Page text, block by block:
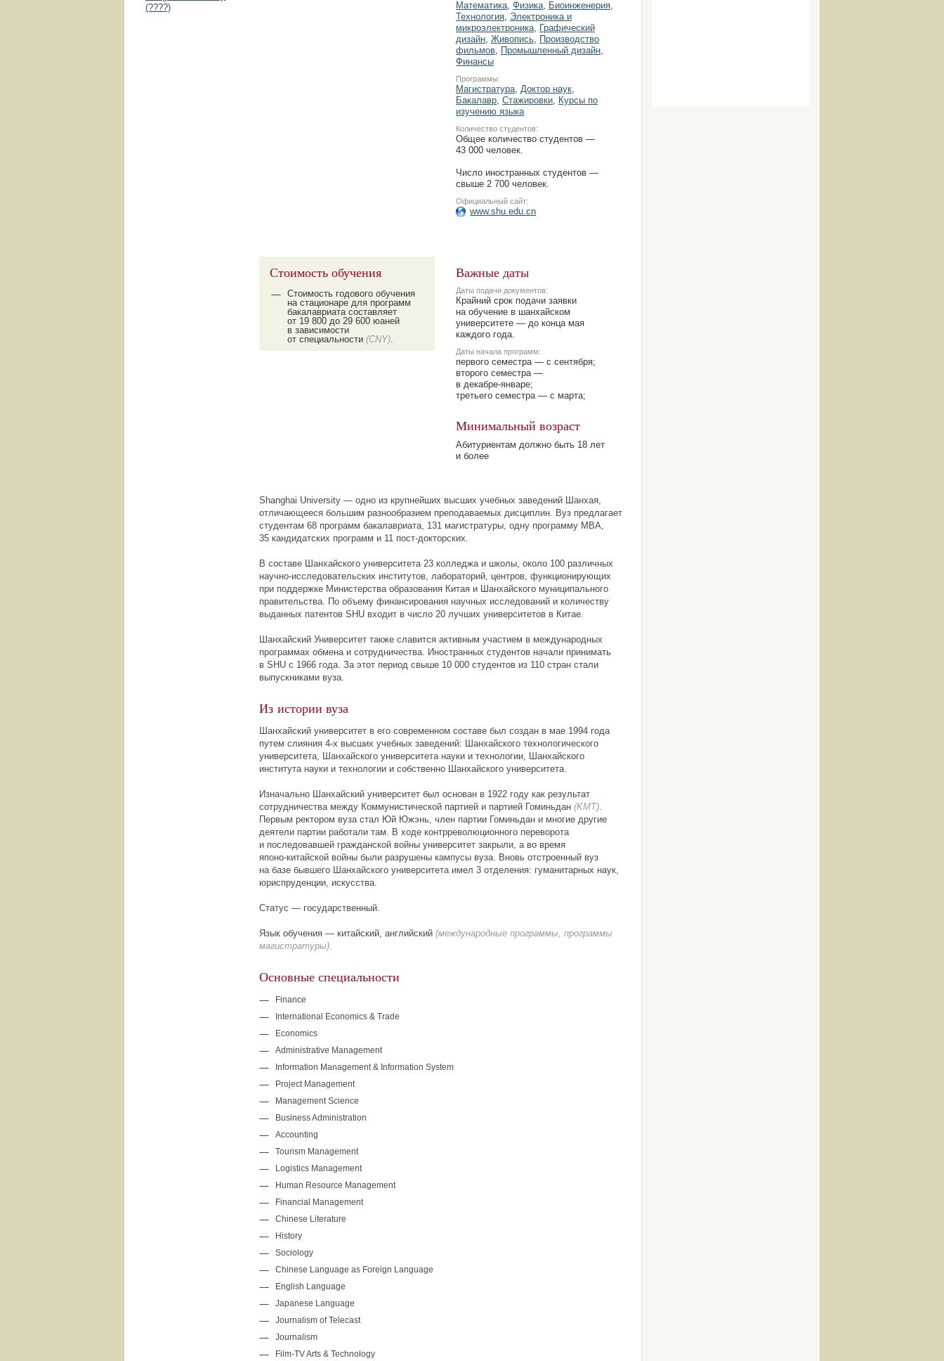
(????)
Математика, Физика, Биоинженерия,
Технология, Электроника и
микроэлектроника, Графический
дизайн, Живопись, Производство
фильмов, Промышленный дизайн,
Финансы
Программы:
Магистратура, Доктор наук,
Бакалавр, Стажировки, Курсы по
изучению языка
Количество студентов:
Общее количество студентов —
43 000 человек.
Число иностранных студентов —
свыше 2 700 человек.
Официальный сайт:
www.shu.edu.cn
Стоимость обучения
Стоимость годового обучения
на стационаре для программ
бакалавриата составляет
от 19 800 до 29 600 юаней
в зависимости
от специальности (CNY).
Важные даты
Даты подачи документов:
Крайний срок подачи заявки
на обучение в шанхайском
университете — до конца мая
каждого года.
Даты начала программ:
первого семестра — с сентября;
второго семестра —
в декабре-январе;
третьего семестра — с марта;
Минимальный возраст
Абитуриентам должно быть 18 лет
и более
Shanghai University — одно из крупнейших высших учебных заведений Шанхая,
отличающееся большим разнообразием преподаваемых дисциплин. Вуз предлагает
студентам 68 программ бакалавриата, 131 магистратуры, одну программу МВА,
35 кандидатских программ и 11 пост-докторских.
В составе Шанхайского университета 23 колледжа и школы, около 100 различных
научно-исследовательских институтов, лабораторий, центров, функционирующих
при поддержке Министерства образования Китая и Шанхайского муниципального
правительства. По объему финансирования научных исследований и количеству
выданных патентов SHU входит в число 20 лучших университетов в Китае.
Шанхайский Университет также славится активным участием в международных
программах обмена и сотрудничества. Иностранных студентов начали принимать
в SHU с 1966 года. За этот период свыше 10 000 студентов из 110 стран стали
выпускниками вуза.
Из истории вуза
Шанхайский университет в его современном составе был создан в мае 1994 года
путем слияния 4-х высших учебных заведений: Шанхайского технологического
университета, Шанхайского университета науки и технологии, Шанхайского
института науки и технологии и собственно Шанхайского университета.
Изначально Шанхайский университет был основан в 1922 году как результат
сотрудничества между Коммунистической партией и партией Гоминьдан (KMT).
Первым ректором вуза стал Юй Южэнь, член партии Гоминьдан и многие другие
деятели партии работали там. В ходе контрреволюционного переворота
и последовавшей гражданской войны университет закрыли, а во время
японо-китайской войны были разрушены кампусы вуза. Вновь отстроенный вуз
на базе бывшего Шанхайского университета имел 3 отделения: гуманитарных наук,
юриспруденции, искусства.
Статус — государственный.
Язык обучения — китайский, английский (международные программы, программы
магистратуры).
Основные специальности
Finance
International Economics & Trade
Economics
Administrative Management
Information Management & Information System
Project Management
Management Science
Business Administration
Accounting
Tourism Management
Logistics Management
Human Resource Management
Financial Management
Chinese Literature
History
Sociology
Chinese Language as Foreign Language
English Language
Japanese Language
Journalism of Telecast
Journalism
Film-TVArts & Technology